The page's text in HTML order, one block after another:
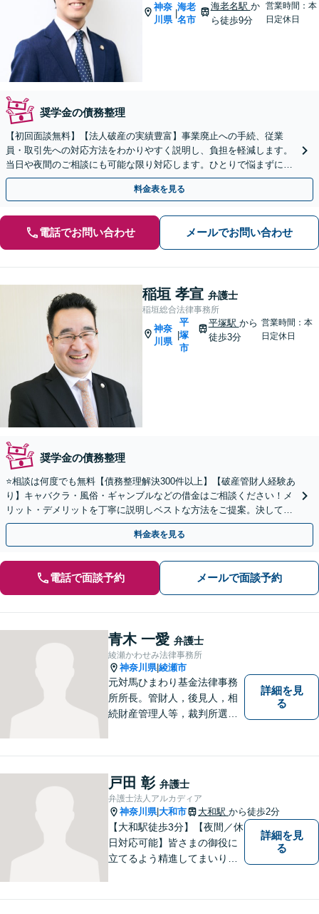
神奈
川県
|
海老
名市
海老名駅 か
ら徒歩9分
営業時間：本
日定休日
奨学金の債務整理
【初回面談無料】【法人破産の実績豊富】事業廃止への手続、従業
員・取引先への対応方法をわかりやすく説明し、負担を軽減します。
当日や夜間のご相談にも可能な限り対応します。ひとりで悩まずにご
相談ください。【分割払い対応】【完全個室】
料金表を見る
電話でお問い合わせ メールでお問い合わせ
稲垣 孝宣 弁護士
稲垣総合法律事務所
神奈
川県
平
塚
市
平塚駅 から
徒歩3分
営業時間：本
日定休日
奨学金の債務整理
⭐️相談は何度でも無料【債務整理解決300件以上】【破産管財人経験あ
り】キャバクラ・風俗・ギャンブルなどの借金はご相談ください！メ
リット・デメリットを丁寧に説明しベストな方法をご提案。決して叱
ることはしません！【代表弁護士が最後まで対応】
料金表を見る
電話で面談予約 メールで面談予約
青木 一愛 弁護士
綾瀬かわせみ法律事務所
神奈川県|綾瀬市
元対馬ひまわり基金法律事務
所所長。管財人，後見人，相
続財産管理人等，裁判所選任
詳細を見
る
戸田 彰 弁護士
弁護士法人アルカディア
神奈川県|大和市 大和駅 から徒歩2分
【大和駅徒歩3分】【夜間／休
日対応可能】皆さまの御役に
立てるよう精進してまいりま
詳細を見
る